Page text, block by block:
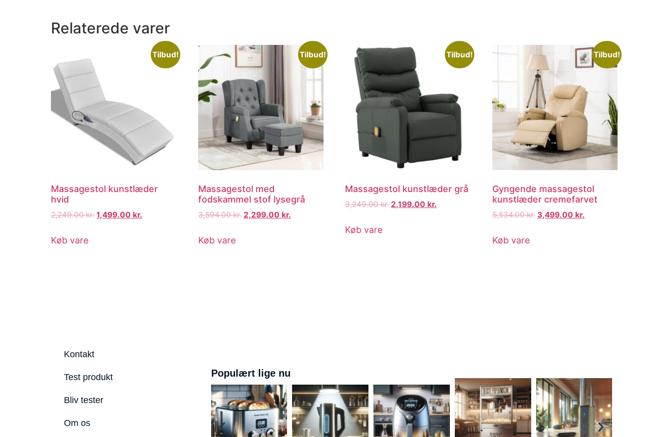
Relaterede varer
Tilbud!
Massagestol kunstlæder
hvid
2,249.00kr. 1,499.00 kr.
Køb vare
Tilbud!
Massagestol med
fodskammel stof lysegrå
3,594.00kr. 2,299.00 kr.
Køb vare
Tilbud!
Massagestol kunstlæder grå
3,249.00kr. 2,199.00 kr.
Køb vare
Tilbud!
Gyngende massagestol
kunstlæder cremefarvet
5,534.00kr. 3,499.00 kr.
Køb vare
Kontakt
Test produkt
Bliv tester
Om os
Populært lige nu